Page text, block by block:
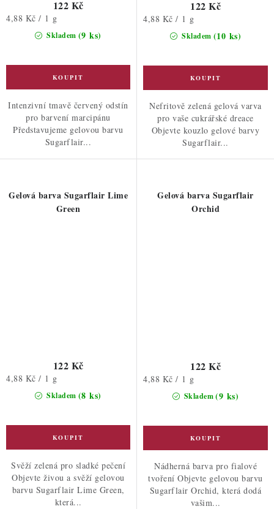
Skladem (9 ks)
122 Kč
Měrná
4,88 Kč / 1 g
Intenzivní tmavě červený odstín
pro barvení marcipánu
Představujeme gelovou barvu
Sugarflair...
Skladem (10 ks)
122 Kč
Měrná
4,88 Kč / 1 g
Nefritově zelená gelová varva
pro vaše cukrářské dreace
Objevte kouzlo gelové barvy
Sugarflair...
Gelová barva Sugarflair Lime
Green
Skladem (8 ks)
122 Kč
Měrná
4,88 Kč / 1 g
Svěží zelená pro sladké pečení
Objevte živou a svěží gelovou
barvu Sugarflair Lime Green,
která...
Gelová barva Sugarflair
Orchid
Skladem(9 ks)
122 Kč
Měrná
4,88 Kč / 1 g
Nádherná barva pro fialové
tvoření Objevte gelovou barvu
Sugarflair Orchid, která dodá
vašim...